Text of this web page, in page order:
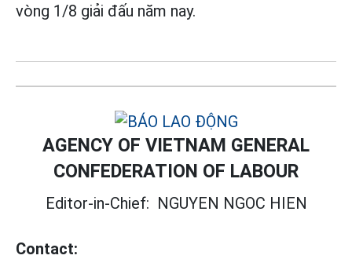
vòng 1/8 giải đấu năm nay.
AGENCY OF VIETNAM GENERAL
CONFEDERATION OF LABOUR
Editor-in-Chief: NGUYEN NGOC HIEN
Contact: